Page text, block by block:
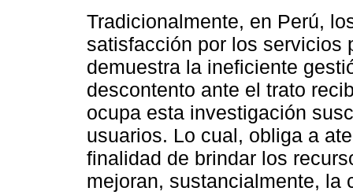
Tradicionalmente, en Perú,
satisfacción por los servicios
demuestra la ineficiente
descontento ante el trato
ocupa esta investigación
usuarios. Lo cual, obliga a
finalidad de brindar los
mejoran, sustancialmente, la